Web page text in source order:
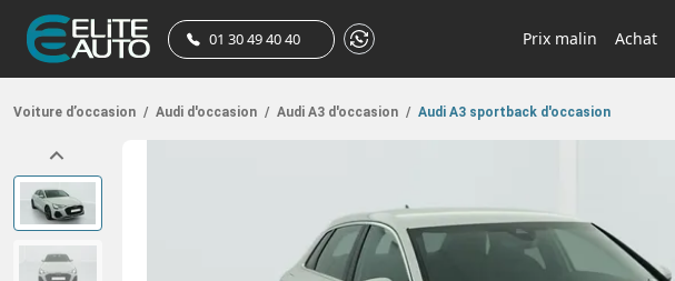
01 30 49 40 40 Prix malin Achat
Voiture d’occasion / Audi d'occasion / Audi A3 d'occasion / Audi A3 sportback d'occasion